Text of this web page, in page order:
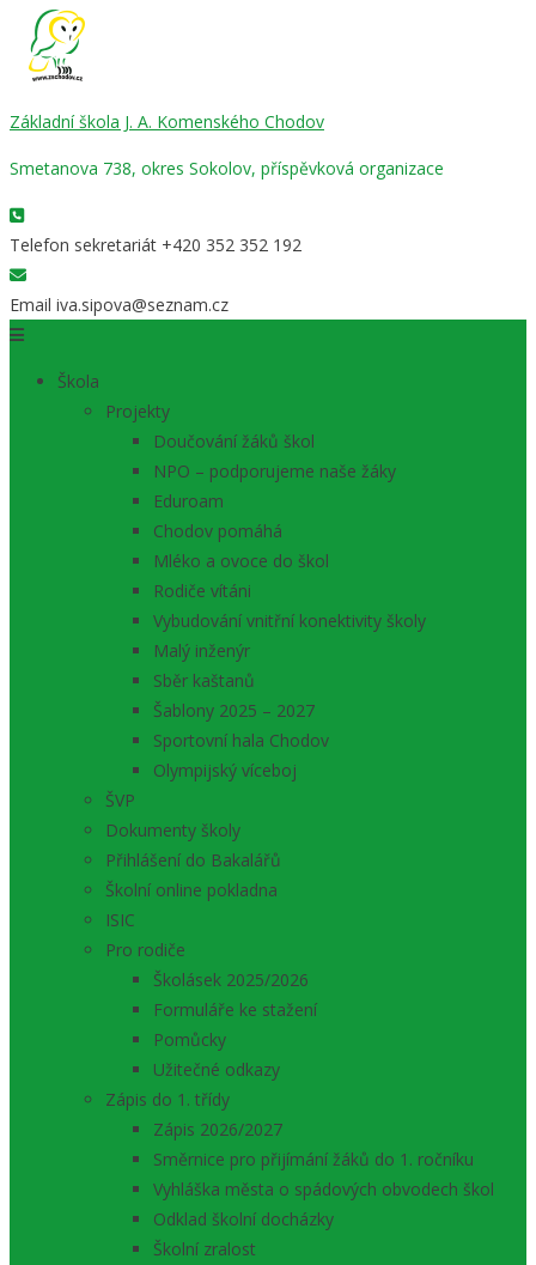
Základní škola J. A. Komenského Chodov
Smetanova 738, okres Sokolov, příspěvková organizace
Telefon sekretariát +420 352 352 192
Email iva.sipova@seznam.cz
Škola
Projekty
Doučování žáků škol
NPO – podporujeme naše žáky
Eduroam
Chodov pomáhá
Mléko a ovoce do škol
Rodiče vítáni
Vybudování vnitřní konektivity školy
Malý inženýr
Sběr kaštanů
Šablony 2025 – 2027
Sportovní hala Chodov
Olympijský víceboj
ŠVP
Dokumenty školy
Přihlášení do Bakalářů
Školní online pokladna
ISIC
Pro rodiče
Školásek 2025/2026
Formuláře ke stažení
Pomůcky
Užitečné odkazy
Zápis do 1. třídy
Zápis 2026/2027
Směrnice pro přijímání žáků do 1. ročníku
Vyhláška města o spádových obvodech škol
Odklad školní docházky
Školní zralost